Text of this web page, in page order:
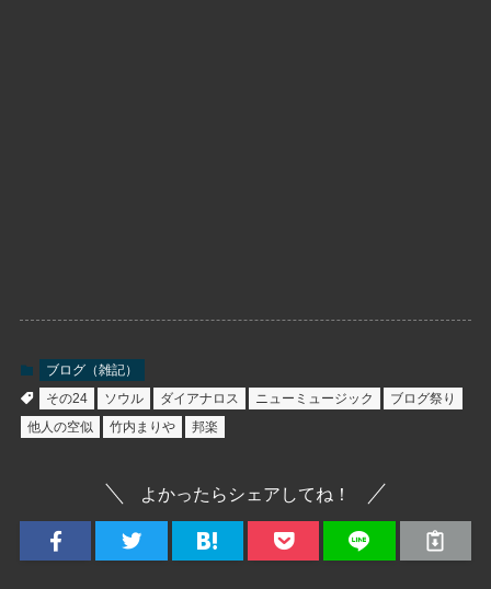
ブログ（雑記）
その24
ソウル ダイアナロス ニューミュージック
ブログ祭り
他人の空似
竹内まりや 邦楽
よかったらシェアしてね！